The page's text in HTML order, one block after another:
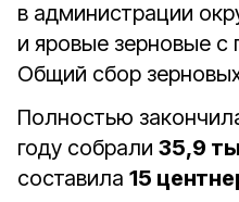
в администрации
и яровые зерновые
Общий сбор
Полностью
году собрали 35,9
составила 15